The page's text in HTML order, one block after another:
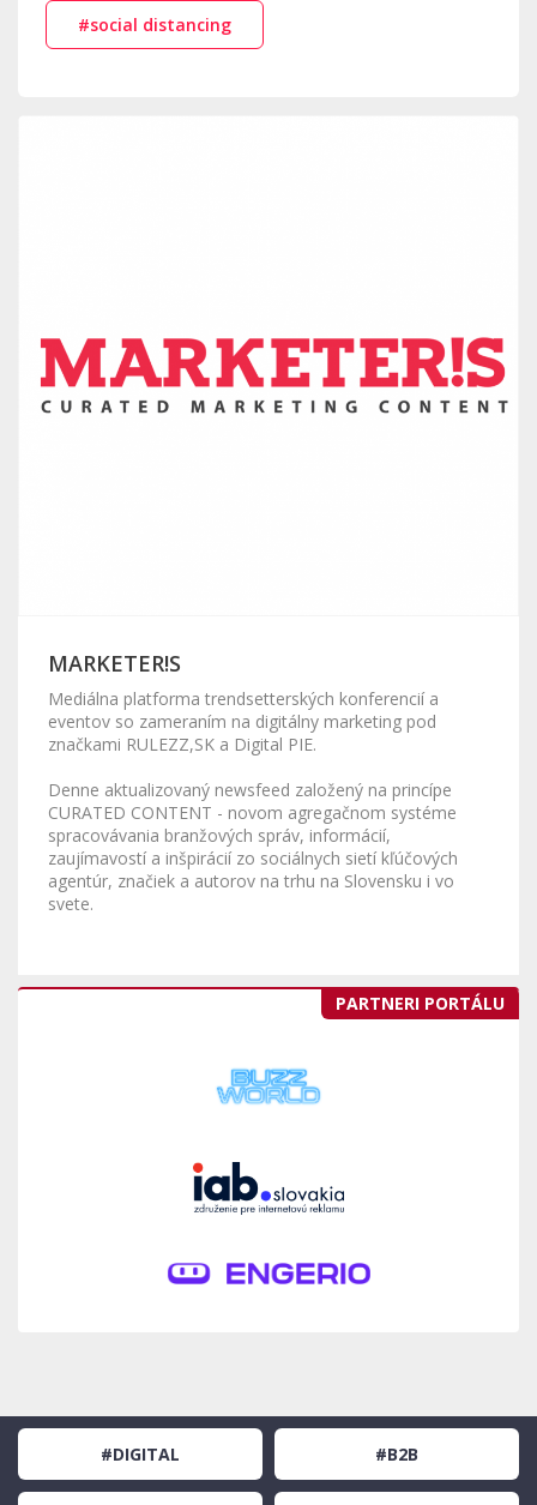
#social distancing
MARKETER!S
Mediálna platforma trendsetterských konferencií a
eventov so zameraním na digitálny marketing pod
značkami RULEZZ,SK a Digital PIE.
Denne aktualizovaný newsfeed založený na princípe
CURATED CONTENT - novom agregačnom systéme
spracovávania branžových správ, informácií,
zaujímavostí a inšpirácií zo sociálnych sietí kľúčových
agentúr, značiek a autorov na trhu na Slovensku i vo
svete.
PARTNERI PORTÁLU
#DIGITAL #B2B